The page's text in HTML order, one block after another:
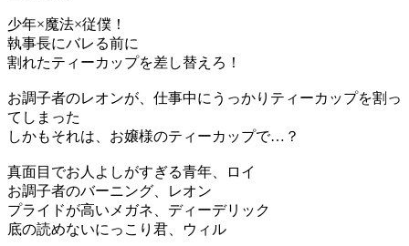
少年×魔法×従僕！
執事長にバレる前に
割れたティーカップを差し替えろ！
お調子者のレオンが、仕事中にうっかりティーカップを割っ
てしまった
しかもそれは、お嬢様のティーカップで…？
真面目でお人よしがすぎる青年、ロイ
お調子者のバーニング、レオン
プライドが高いメガネ、ディーデリック
底の読めないにっこり君、ウィル